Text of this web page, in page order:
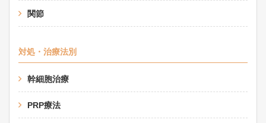
関節
対処・治療法別
幹細胞治療
PRP療法